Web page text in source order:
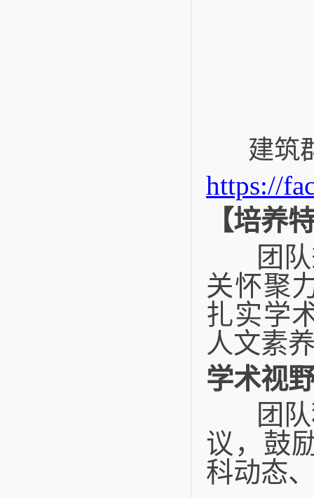
建筑
https://
【培养
团队
关怀聚
扎实学
人文素
学术视
团队
议，鼓
科动态